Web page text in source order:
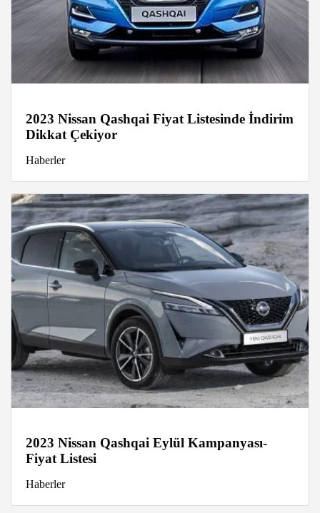
2023 Nissan Qashqai Fiyat Listesinde İndirim
Dikkat Çekiyor
Haberler
2023 Nissan Qashqai Eylül Kampanyası-
Fiyat Listesi
Haberler